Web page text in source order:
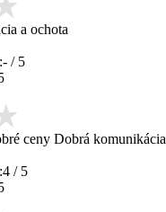
a ochota
- / 5
ceny Dobrá komunikácia
4 / 5